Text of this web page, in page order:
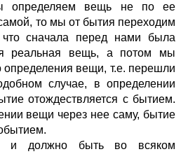
определяем вещь не по ее
то мы от бытия переходим
сначала перед нами была
реальная вещь, а потом мы
определения вещи, т.е. перешли
случае, в определении
отождествляется с бытием.
вещи через нее саму, бытие
и должно быть во всяком